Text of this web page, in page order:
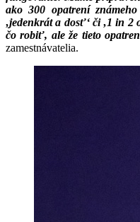
ako 300 opatrení
‚jedenkrát a dosť‘ či ‚1 in 2
čo robiť, ale že tieto
zamestnávatelia.